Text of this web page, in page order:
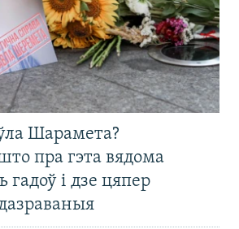
Шарамета?
пра гэта вядома
гадоў і дзе цяпер